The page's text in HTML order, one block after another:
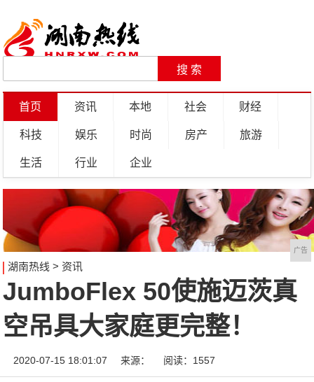
首页 资讯 本地 社会 财经
科技 娱乐 时尚 房产 旅游
生活 行业 企业
广告
湖南热线 > 资讯
JumboFlex 50使施迈茨真
空吊具大家庭更完整！
2020-07-15 18:01:07 来源： 阅读：1557